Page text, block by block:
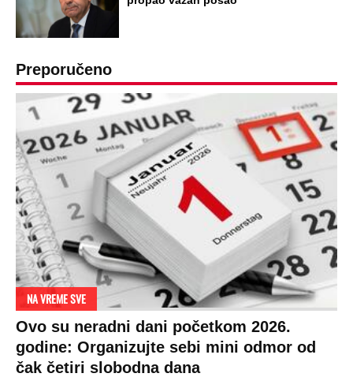
Preporučeno
NA VREME SVE
Ovo su neradni dani početkom 2026.
godine: Organizujte sebi mini odmor od
čak četiri slobodna dana